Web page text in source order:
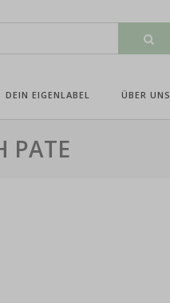
DEIN EIGENLABEL ÜBER UNS
PATE